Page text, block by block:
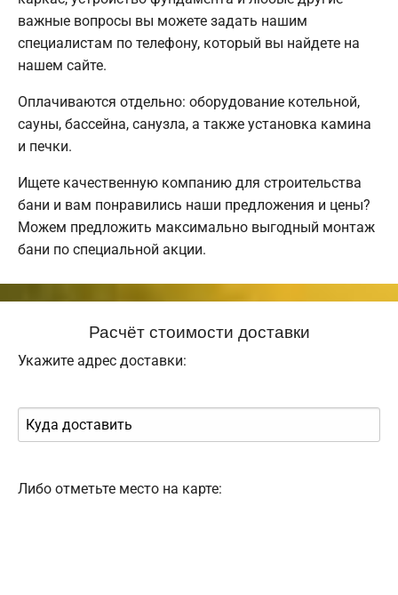
важные вопросы вы можете задать нашим
специалистам по телефону, который вы найдете на
нашем сайте.
Оплачиваются отдельно: оборудование котельной,
сауны, бассейна, санузла, а также установка камина
и печки.
Ищете качественную компанию для строительства
бани и вам понравились наши предложения и цены?
Можем предложить максимально выгодный монтаж
бани по специальной акции.
Расчёт стоимости доставки
Укажите адрес доставки:
Либо отметьте место на карте: